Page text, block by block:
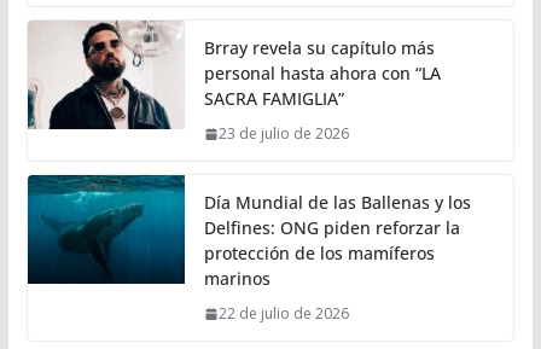
Brray revela su capítulo más
personal hasta ahora con “LA
SACRA FAMIGLIA”
23 de julio de 2026
Día Mundial de las Ballenas y los
Delfines: ONG piden reforzar la
protección de los mamíferos
marinos
22 de julio de 2026